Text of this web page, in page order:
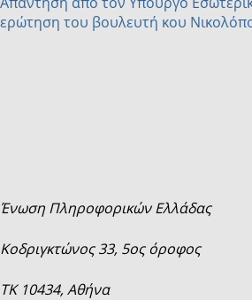
ερώτηση του βουλευτή κου
Ένωση Πληροφορικών Ελλάδας
Κοδριγκτώνος 33, 5ος όροφος
ΤΚ 10434, Αθήνα